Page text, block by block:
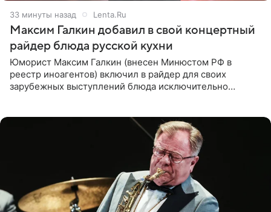
33 минуты назад Lenta.Ru
Максим Галкин добавил в свой концертный
райдер блюда русской кухни
Юморист Максим Галкин (внесен Минюстом РФ в
реестр иноагентов) включил в райдер для своих
зарубежных выступлений блюда исключительно